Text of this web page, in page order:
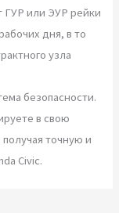
ГУР или ЭУР рейки
дня, в то
узла
безопасности.
в свою
точную и
Civic.